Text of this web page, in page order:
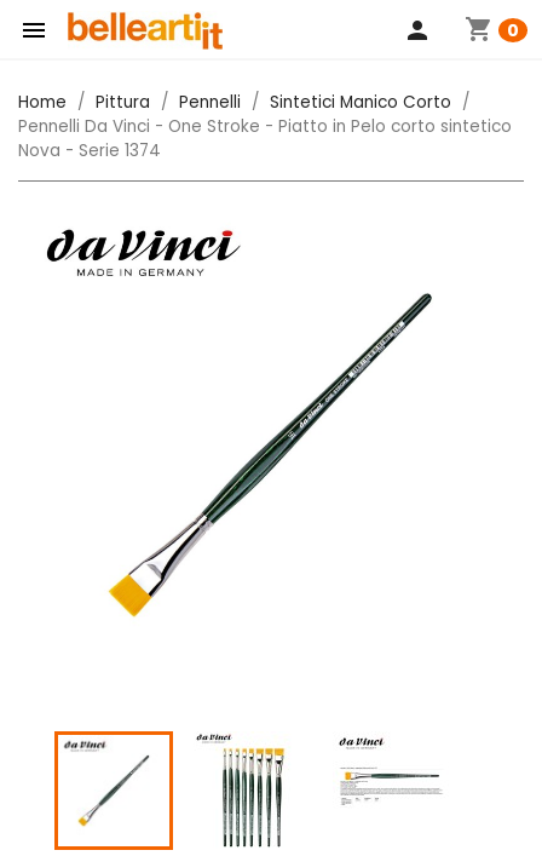
 shopping_cart 0
person
Home Pittura Pennelli
Sintetici Manico Corto
Pennelli Da Vinci - One Stroke - Piatto in Pelo corto sintetico
Nova - Serie 1374